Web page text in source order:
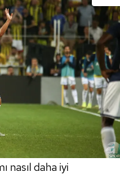
nasıl daha iyi